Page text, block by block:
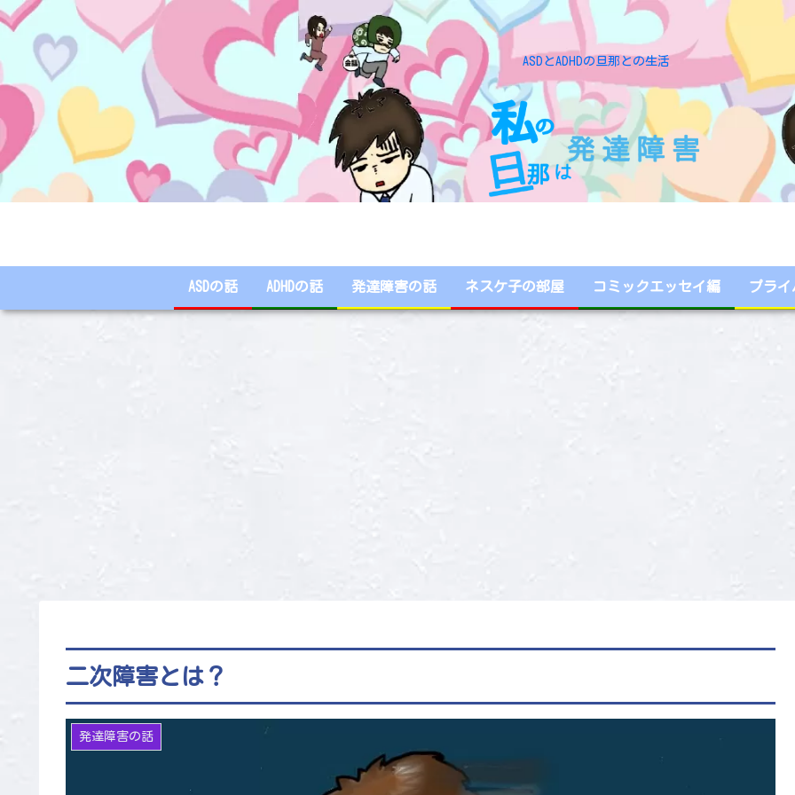
ASDとADHDの旦那との生活
ASDの話 ADHDの話 発達障害の話 ネスケ子の部屋 コミックエッセイ編 プラ
二次障害とは？
発達障害の話